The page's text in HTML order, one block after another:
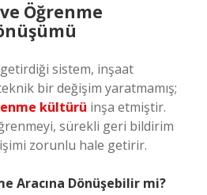
Öğrenme
getirdiği sistem, inşaat
bir değişim yaratmamış;
kültürü inşa etmiştir.
sürekli geri bildirim
zorunlu hale getirir.
Aracına Dönüşebilir mi?